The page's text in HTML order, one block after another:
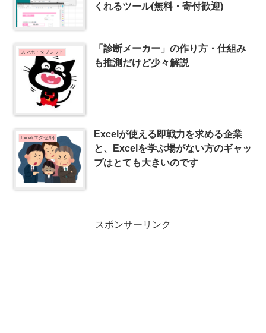
くれるツール(無料・寄付歓迎)
スマホ・タブレット
「診断メーカー」の作り方・仕組み
も推測だけど少々解説
Excel(エクセル)
Excelが使える即戦力を求める企業
と、Excelを学ぶ場がない方のギャッ
プはとても大きいのです
スポンサーリンク